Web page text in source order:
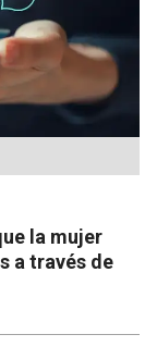
la mujer
a través de